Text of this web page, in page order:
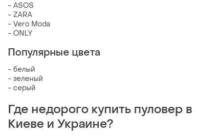
- ASOS
- ZARA
- Vero Moda
- ONLY
Популярные цвета
- белый
- зеленый
- серый
Где недорого купить пуловер в
Киеве и Украине?